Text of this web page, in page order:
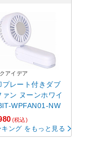
アイデア
プレート付きダブ
ーンホワイ
WPFAN01-NW
(税込)
ング をもっと見る